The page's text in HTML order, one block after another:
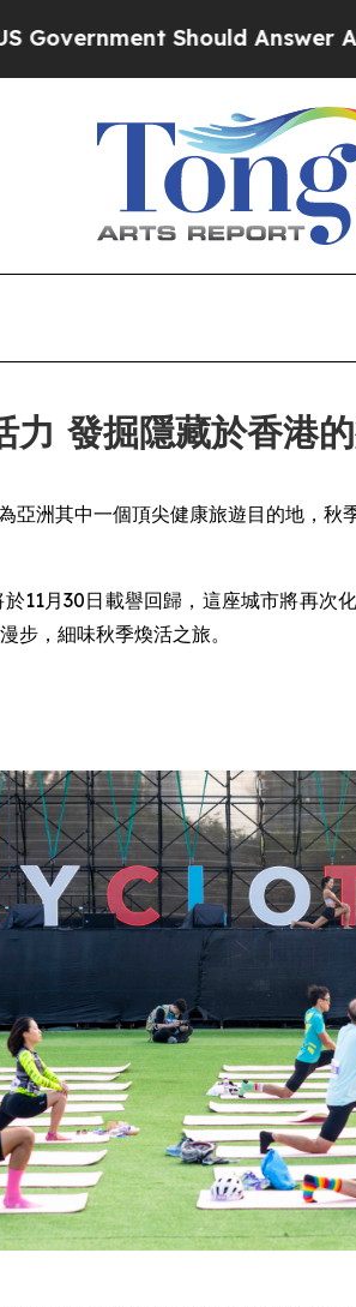
About Its Secretive
發掘隱藏於香港
洲其中一個頂尖健康旅遊目的地，
於11月30日載譽回歸，這座城市將再次
步，細味秋季煥活之旅。